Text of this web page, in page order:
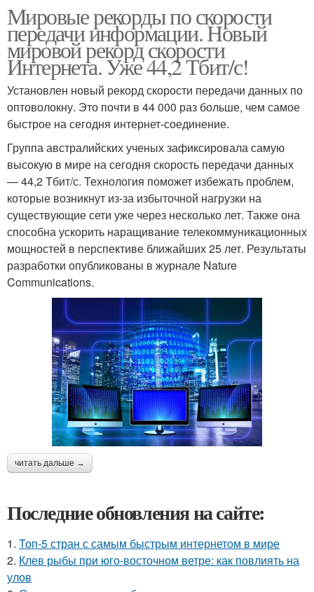
Мировые рекорды по скорости
передачи информации. Новый
мировой рекорд скорости
Интернета. Уже 44,2 Тбит/с!
Установлен новый рекорд скорости передачи данных по
оптоволокну. Это почти в 44 000 раз больше, чем самое
быстрое на сегодня интернет-соединение.
Группа австралийских ученых зафиксировала самую
высокую в мире на сегодня скорость передачи данных
— 44,2 Тбит/с. Технология поможет избежать проблем,
которые возникнут из-за избыточной нагрузки на
существующие сети уже через несколько лет. Также она
способна ускорить наращивание телекоммуникационных
мощностей в перспективе ближайших 25 лет. Результаты
разработки опубликованы в журнале Nature
Communications.
читать дальше →
Последние обновления на сайте:
1. Топ-5 стран с самым быстрым интернетом в мире
2. Клев рыбы при юго-восточном ветре: как повлиять на
улов